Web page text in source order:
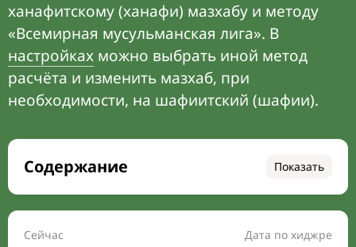
ханафитскому (ханафи) мазхабу и методу
«Всемирная мусульманская лига». В
настройках можно выбрать иной метод
расчёта и изменить мазхаб, при
необходимости, на шафиитский (шафии).
Содержание Показать
Время намаза на сегодня
Расписание на месяц
Сейчас Дата по хиджре